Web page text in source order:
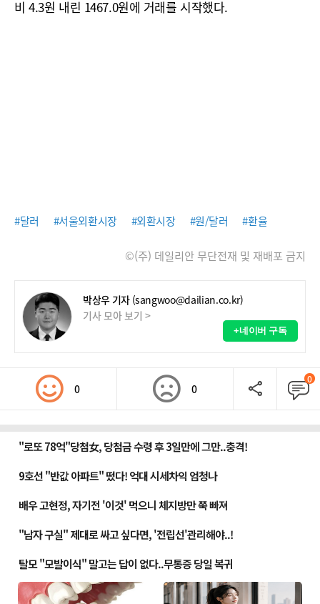
비 4.3원 내린 1467.0원에 거래를 시작했다.
#달러 #서울외환시장 #외환시장 #원/달러 #환율
©(주) 데일리안 무단전재 및 재배포 금지
박상우 기자 (sangwoo@dailian.co.kr)
기사 모아 보기 >
+네이버 구독
0 0
0